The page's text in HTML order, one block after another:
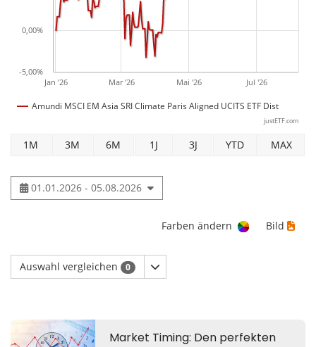
Amundi MSCI EM Asia SRI Climate Paris Aligned UCITS ETF Dist
Jan '26 Mar '26 Mai '26 Jul '26
-5,00%
0,00%
justETF.com
1M 3M 6M 1J 3J YTD MAX
01.01.2026 - 05.08.2026
Farben ändern Bild
Auswahl vergleichen 0